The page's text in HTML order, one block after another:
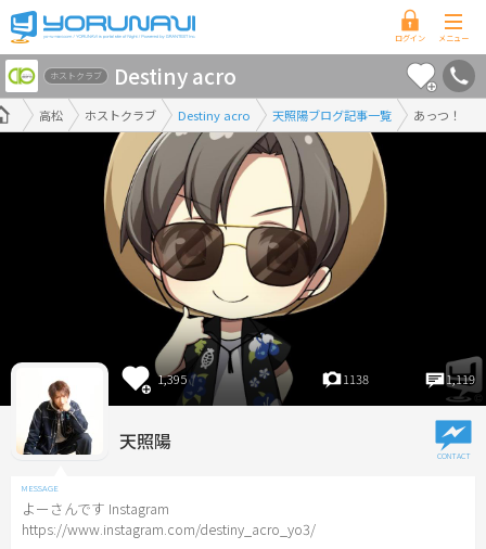
香
川
県
版
高松 ホストクラブ Destiny acro 天照陽ブログ記事一覧 あっつ！
ホストクラブ Destiny acro
1,395 1138 1,119
天照陽
よーさんです Instagram
https://www.instagram.com/destiny_acro_yo3/